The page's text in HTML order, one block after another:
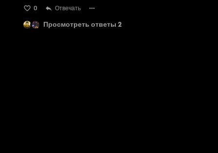
0 Отвечать
Просмотреть ответы 2